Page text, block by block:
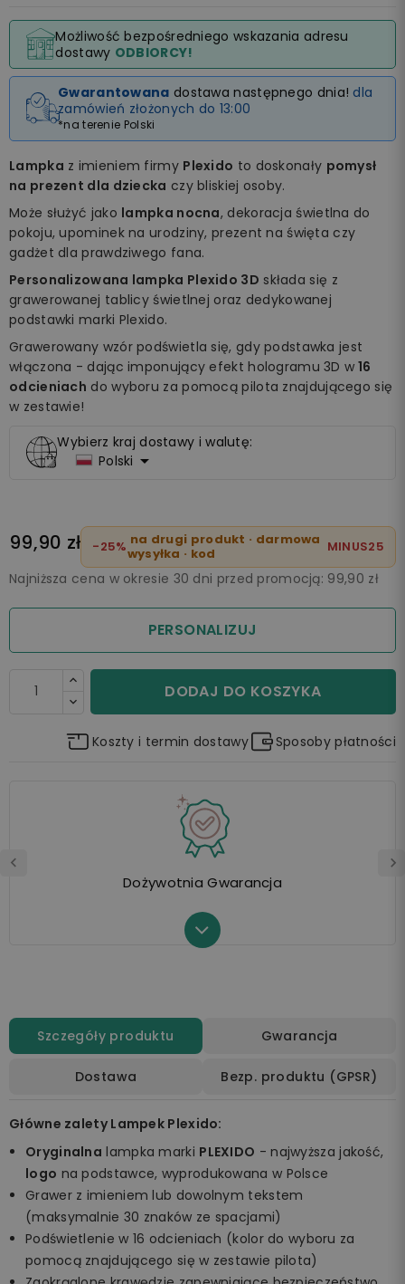
Możliwość bezpośredniego wskazania adresu
dostawy ODBIORCY!
Gwarantowana dostawa następnego dnia! dla
zamówień złożonych do 13:00
*na terenie Polski
Lampka z imieniem firmy Plexido to doskonały pomysł
na prezent dla dziecka czy bliskiej osoby.
Może służyć jako lampka nocna, dekoracja świetlna do
pokoju, upominek na urodziny, prezent na święta czy
gadżet dla prawdziwego fana.
Personalizowana lampka Plexido 3D składa się z
grawerowanej tablicy świetlnej oraz dedykowanej
podstawki marki Plexido.
Grawerowany wzór podświetla się, gdy podstawka jest
włączona - dając imponujący efekt hologramu 3D w 16
odcieniach do wyboru za pomocą pilota znajdującego się
w zestawie!
Wybierz kraj dostawy i walutę:
Polski 
99,90 zł -25% na drugi produkt · darmowa
wysyłka · kod
MINUS25
Najniższa cena w okresie 30 dni przed promocją: 99,90 zł
PERSONALIZUJ
DODAJ DO KOSZYKA
Koszty i termin dostawy Sposoby płatności
Dożywotnia Gwarancja
Szczegóły produktu Gwarancja
Dostawa Bezp. produktu (GPSR)
Główne zalety Lampek Plexido:
Oryginalna lampka marki PLEXIDO - najwyższa jakość,
logo na podstawce, wyprodukowana w Polsce
Grawer z imieniem lub dowolnym tekstem
(maksymalnie 30 znaków ze spacjami)
Podświetlenie w 16 odcieniach (kolor do wyboru za
pomocą znajdującego się w zestawie pilota)